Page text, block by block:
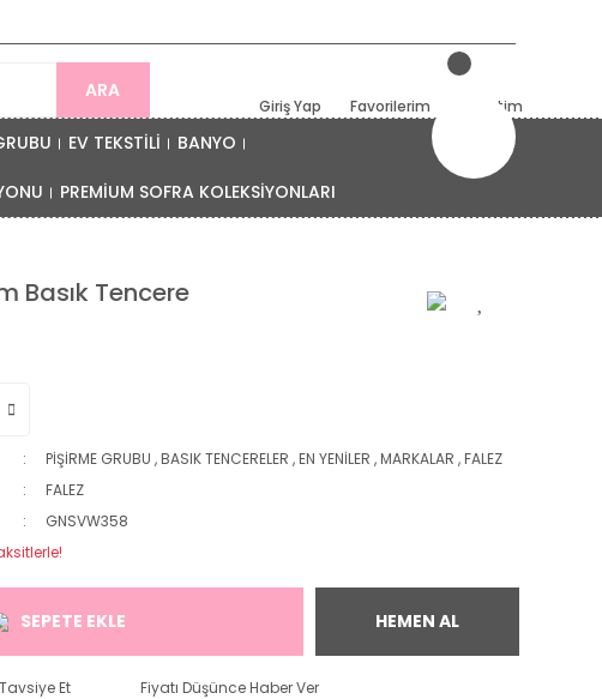
ARA
Giriş Yap Favorilerim Sepetim
EV TEKSTİLİ BANYO
PREMİUM SOFRA KOLEKSİYONLARI
Basık Tencere
PİŞİRME GRUBU ,BASIK TENCERELER ,EN YENİLER ,MARKALAR ,FALEZ
FALEZ
GNSVW358
SEPETE EKLE HEMEN AL
Tavsiye Et Fiyatı Düşünce Haber Ver